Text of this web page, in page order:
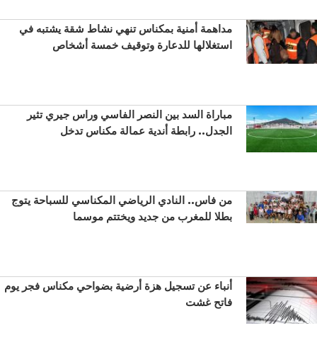
مداهمة أمنية بمكناس تنهي نشاط شقة يشتبه في
استغلالها للدعارة وتوقيف خمسة أشخاص
مباراة السد بين النصر الفاسي وراس جيري تثير
الجدل.. رابطة أندية عمالة مكناس تدخل
من فاس.. النادي الرياضي المكناسي للسباحة يتوج
بطلا للمغرب من جديد ويختتم موسما
أنباء عن تسجيل هزة أرضية بضواحي مكناس فجر يوم
فاتح غشت